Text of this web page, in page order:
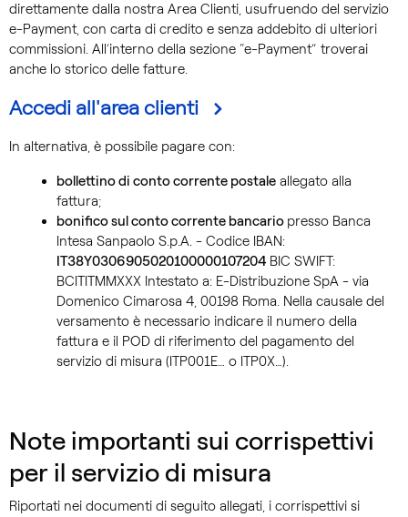
direttamente dalla nostra Area Clienti, usufruendo del servizio
e-Payment, con carta di credito e senza addebito di ulteriori
commissioni. All’interno della sezione “e-Payment” troverai
anche lo storico delle fatture.
Accedi all'area clienti
In alternativa, è possibile pagare con:
bollettino di conto corrente postale allegato alla
fattura;
bonifico sul conto corrente bancario presso Banca
Intesa Sanpaolo S.p.A. - Codice IBAN:
IT38Y0306905020100000107204 BIC SWIFT:
BCITITMMXXX Intestato a: E-Distribuzione SpA - via
Domenico Cimarosa 4, 00198 Roma. Nella causale del
versamento è necessario indicare il numero della
fattura e il POD di riferimento del pagamento del
servizio di misura (ITP001E… o ITP0X…).
Note importanti sui corrispettivi
per il servizio di misura
Riportati nei documenti di seguito allegati, i corrispettivi si